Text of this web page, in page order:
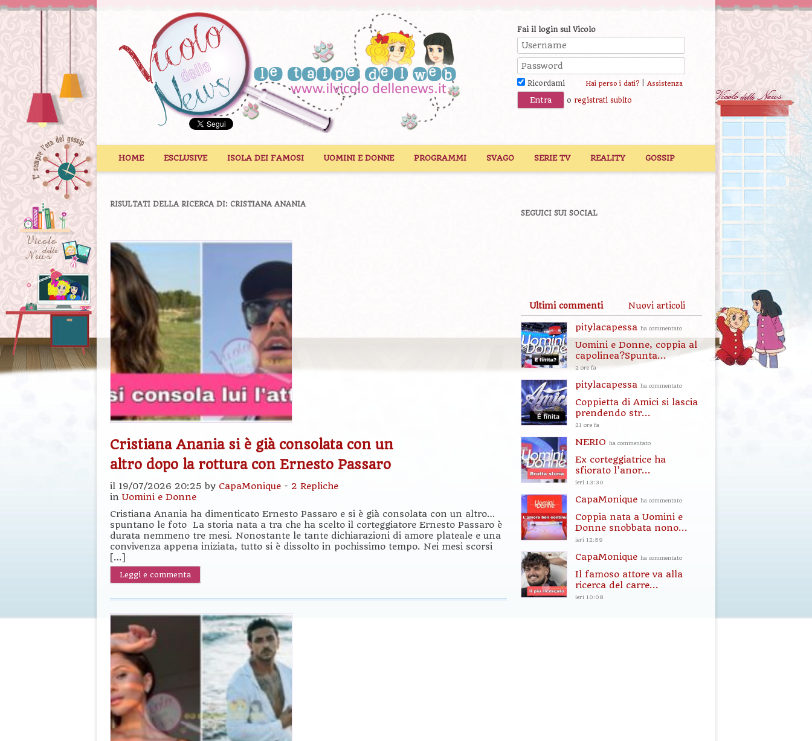
Fai il login sul Vicolo
Ricordami Hai perso i dati?| Assistenza
o registrati subito
HOME ESCLUSIVE ISOLA DEI FAMOSI UOMINI E DONNE PROGRAMMI SVAGO SERIE TV REALITY GOSSIP
RISULTATI DELLA RICERCA DI: CRISTIANA ANANIA
Cristiana Anania si è già consolata con un
altro dopo la rottura con Ernesto Passaro
il 19/07/2026 20:25 by CapaMonique - 2 Repliche
in Uomini e Donne
Cristiana Anania ha dimenticato Ernesto Passaro e si è già consolata con un altro…
spuntano le foto La storia nata a tra che ha scelto il corteggiatore Ernesto Passaro è
durata nemmeno tre mesi. Nonostante le tante dichiarazioni di amore plateale e una
convivenza appena iniziata, tutto si è dissolto in pochissimo tempo. Nei mesi scorsi
[…]
Leggi e commenta
SEGUICI SUI SOCIAL
Ultimi commenti Nuovi articoli
pitylacapessa ha commentato
Uomini e Donne, coppia al
capolinea?Spunta...
2 ore fa
pitylacapessa ha commentato
Coppietta di Amici si lascia
prendendo str...
21 ore fa
NERIO ha commentato
Ex corteggiatrice ha
sfiorato l’anor...
ieri 13:30
CapaMonique ha commentato
Coppia nata a Uomini e
Donne snobbata nono...
ieri 12:59
CapaMonique ha commentato
Il famoso attore va alla
ricerca del carre...
ieri 10:08